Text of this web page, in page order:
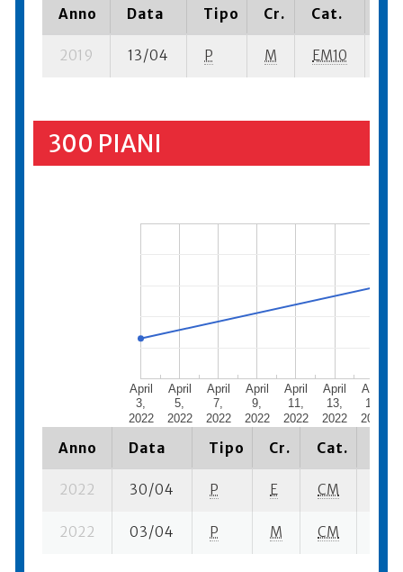
Anno Data Tipo Cr. Cat.
2019 13/04 P M EM10
300 PIANI
April
3,
2022
April
5,
2022
April
7,
2022
April
9,
2022
April
11,
2022
April
13,
2022
April
15,
2022
Anno Data Tipo Cr. Cat.
2022 30/04 P E CM
2022 03/04 P M CM